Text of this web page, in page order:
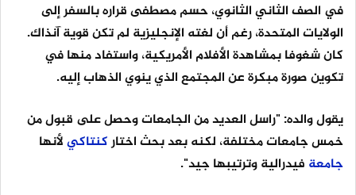
في الصف الثاني الثانوي، حسم مصطفى قراره بالسفر إلى
الولايات المتحدة، رغم أن لغته الإنجليزية لم تكن قوية آنذاك.
كان شغوفا بمشاهدة الأفلام الأمريكية، واستفاد منها في
تكوين صورة مبكرة عن المجتمع الذي ينوي الذهاب إليه.
يقول والده: "راسل العديد من الجامعات وحصل على قبول من
خمس جامعات مختلفة، لكنه بعد بحث اختاركنتاكيلأنها
جامعة فيدرالية وترتيبها جيد".